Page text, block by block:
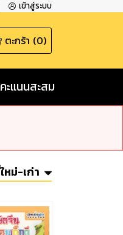
เข้าสู่ระบบ
ตะกร้า (0)
คะแนนสะสม
หม่-เก่า